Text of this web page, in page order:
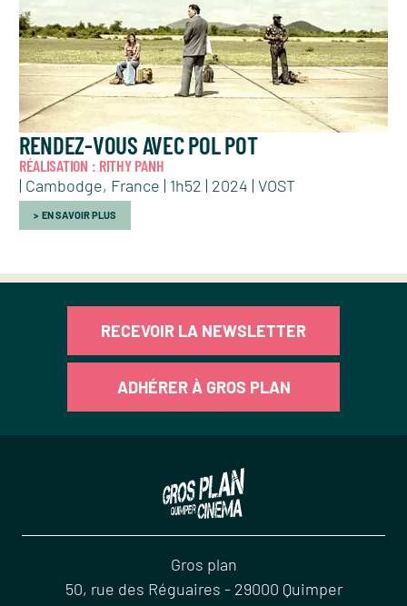
RENDEZ-VOUS AVEC POL POT
RÉALISATION : RITHY PANH
| Cambodge, France | 1h52 | 2024 | VOST
EN SAVOIR PLUS
RECEVOIR LA NEWSLETTER
ADHÉRER À GROS PLAN
Gros plan
50, rue des Réguaires - 29000 Quimper